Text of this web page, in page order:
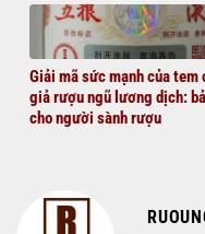
Giải mã sức mạnh của tem
giả rượu ngũ lương dịch:
cho người sành rượu